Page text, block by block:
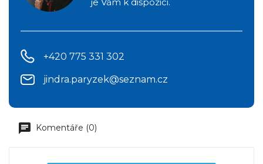
+420 775 331 302
jindra.paryzek@seznam.cz
Komentáře (0)